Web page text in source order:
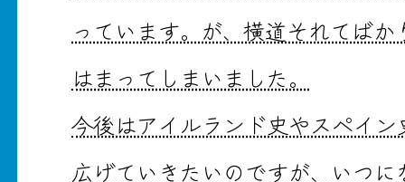
っています。が、横道それてば
はまってしまいました。
今後はアイルランド史やスペイ
広げていきたいのですが、いつ